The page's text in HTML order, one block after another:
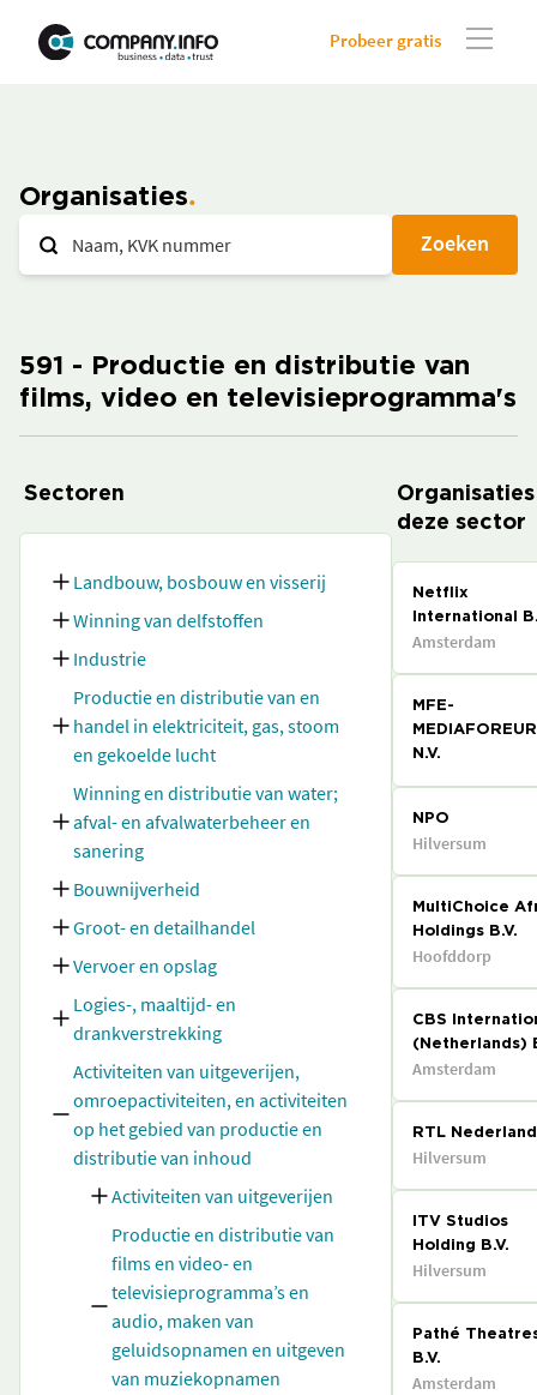
Probeer gratis
Organisaties
Zoeken
591 - Productie en distributie van
films, video en televisieprogramma's
Sectoren
Landbouw, bosbouw en visserij
Winning van delfstoffen
Industrie
Productie en distributie van en
handel in elektriciteit, gas, stoom
en gekoelde lucht
Winning en distributie van water;
afval- en afvalwaterbeheer en
sanering
Bouwnijverheid
Groot- en detailhandel
Vervoer en opslag
Logies-, maaltijd- en
drankverstrekking
Activiteiten van uitgeverijen,
omroepactiviteiten, en activiteiten
op het gebied van productie en
distributie van inhoud
Activiteiten van uitgeverijen
Productie en distributie van
films en video- en
televisieprogramma’s en
audio, maken van
geluidsopnamen en uitgeven
van muziekopnamen
deze sector
Netflix
International
Amsterdam
MFE-
N.V.
NPO
Hilversum
MultiChoice
Holdings B.V.
Hoofddorp
CBS
(Netherlands)
Amsterdam
RTL Nederland
Hilversum
ITV Studios
Holding B.V.
Hilversum
Pathé
B.V.
Amsterdam